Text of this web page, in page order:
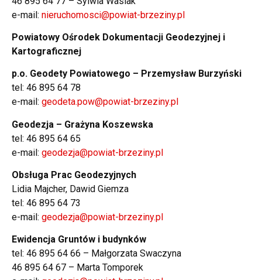
e-mail: nieruchomosci@powiat-brzeziny.pl
Powiatowy Ośrodek Dokumentacji Geodezyjnej i
Kartograficznej
p.o. Geodety Powiatowego – Przemysław Burzyński
tel: 46 895 64 78
e-mail: geodeta.pow@powiat-brzeziny.pl
Geodezja – Grażyna Koszewska
tel: 46 895 64 65
e-mail: geodezja@powiat-brzeziny.pl
Obsługa Prac Geodezyjnych
Lidia Majcher, Dawid Giemza
tel: 46 895 64 73
e-mail: geodezja@powiat-brzeziny.pl
Ewidencja Gruntów i budynków
tel: 46 895 64 66 – Małgorzata Swaczyna
46 895 64 67 – Marta Tomporek